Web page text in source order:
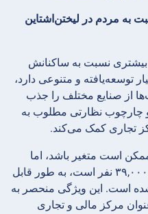
به مردم در لیختن‌اشتاین
نسبت به ساکنانش
توسعه‌یافته و متنوعی دارد،
از صنایع مختلف را جذب
چارچوب نظارتی مطلوب به
تجاری کمک می‌کند.
است متغیر باشد، اما
جمعیت کم لیختن‌اشتاین که حدود ۳۹,۰۰۰ نفر است، به طور قابل
است. این ویژگی منحصر به
مرکز مالی و تجاری